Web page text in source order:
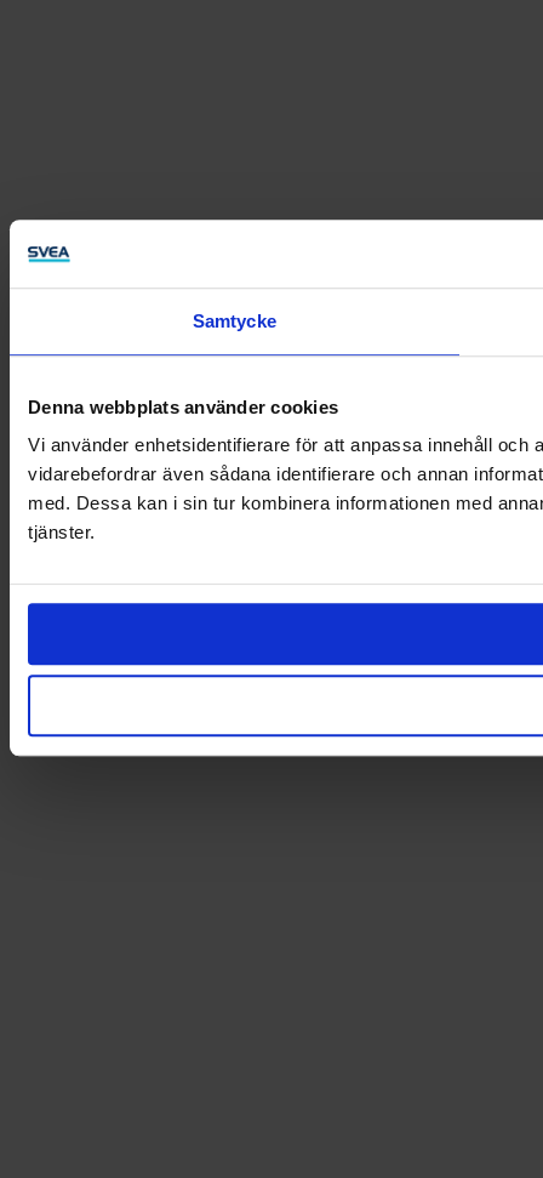
Samtycke
Denna webbplats använder cookies
Vi använder enhetsidentifierare för att anpassa innehåll
vidarebefordrar även sådana identifierare och annan
med. Dessa kan i sin tur kombinera informationen med
tjänster.